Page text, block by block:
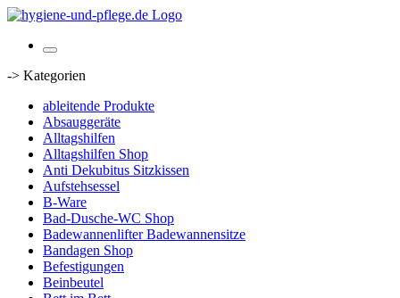
-> Kategorien
ableitende Produkte
Absauggeräte
Alltagshilfen
Alltagshilfen Shop
Anti Dekubitus Sitzkissen
Aufstehsessel
B-Ware
Bad-Dusche-WC Shop
Badewannenlifter Badewannensitze
Bandagen Shop
Befestigungen
Beinbeutel